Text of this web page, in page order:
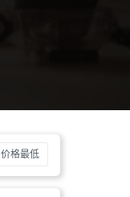
价格最低